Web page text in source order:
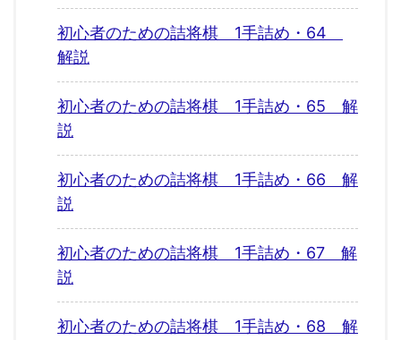
初心者のための詰将棋 1手詰め・64
解説
初心者のための詰将棋 1手詰め・65 解
説
初心者のための詰将棋 1手詰め・66 解
説
初心者のための詰将棋 1手詰め・67 解
説
初心者のための詰将棋 1手詰め・68 解